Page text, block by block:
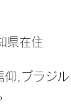
県在住
,ブラジ